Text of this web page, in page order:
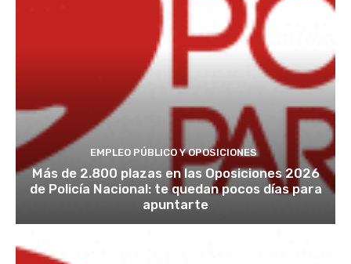
EMPLEO PÚBLICO Y OPOSICIONES
Más de 2.800 plazas en las Oposiciones 2026
de Policía Nacional: te quedan pocos días para
apuntarte